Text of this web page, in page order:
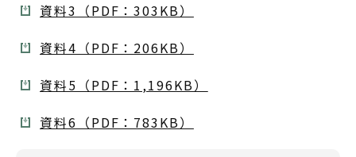
資料3（PDF：303KB）
資料4（PDF：206KB）
資料5（PDF：1,196KB）
資料6（PDF：783KB）